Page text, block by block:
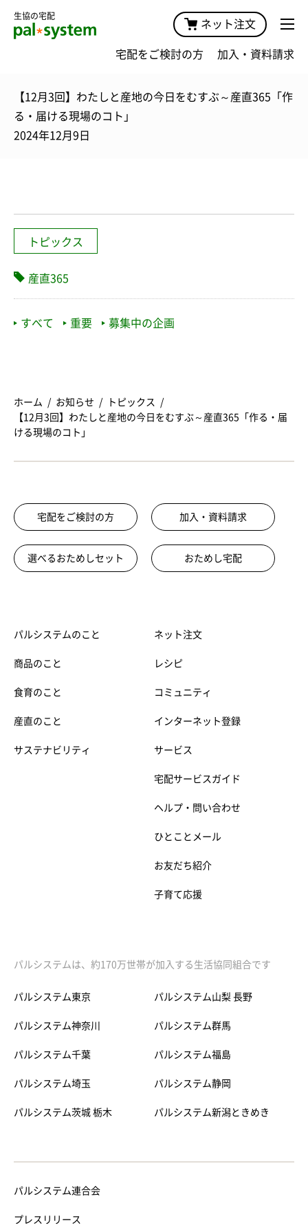
生協の宅配
ネット注文
宅配をご検討の方 加入・資料請求
【12月3回】わたしと産地の今日をむすぶ～産直365「作
る・届ける現場のコト」
2024年12月9日
トピックス
産直365
すべて 重要 募集中の企画
ホーム お知らせ
トピックス
【12月3回】わたしと産地の今日をむすぶ～産直365「作る・届
ける現場のコト」
宅配をご検討の方 加入・資料請求
選べるおためしセット おためし宅配
パルシステムのこと
商品のこと
食育のこと
産直のこと
サステナビリティ
ネット注文
レシピ
コミュニティ
インターネット登録
サービス
宅配サービスガイド
ヘルプ・問い合わせ
ひとことメール
お友だち紹介
子育て応援
パルシステムは、約170万世帯が加入する生活協同組合です
パルシステム東京
パルシステム神奈川
パルシステム千葉
パルシステム埼玉
パルシステム茨城 栃木
パルシステム山梨 長野
パルシステム群馬
パルシステム福島
パルシステム静岡
パルシステム新潟ときめき
パルシステム連合会
プレスリリース